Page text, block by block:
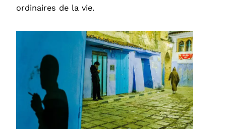
ordinaires de la vie.